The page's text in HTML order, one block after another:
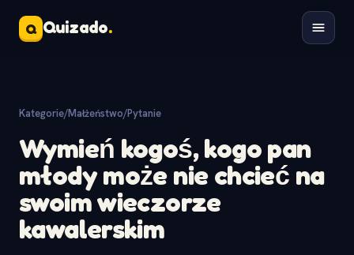
Q Quizado.
Kategorie/Małżeństwo/Pytanie
Wymień kogoś, kogo pan
młody może nie chcieć na
swoim wieczorze
kawalerskim